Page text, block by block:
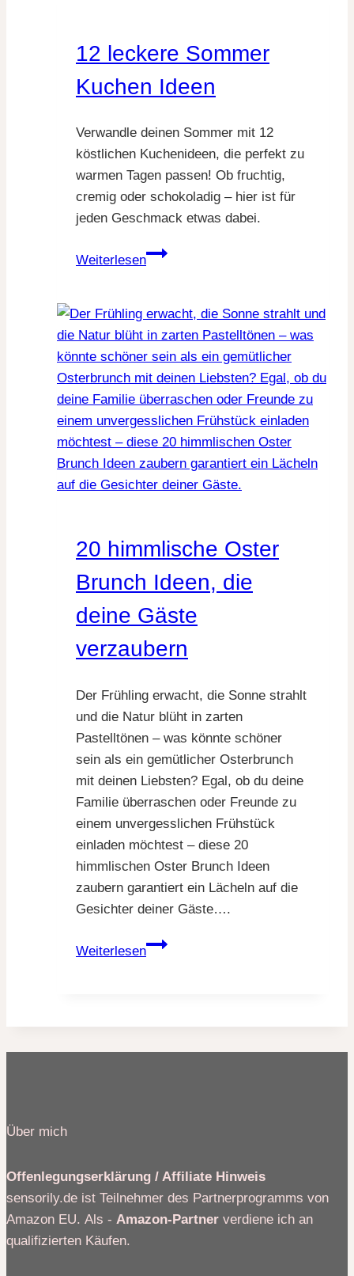
12 leckere Sommer
Kuchen Ideen
Verwandle deinen Sommer mit 12
köstlichen Kuchenideen, die perfekt zu
warmen Tagen passen! Ob fruchtig,
cremig oder schokoladig – hier ist für
jeden Geschmack etwas dabei.
Weiterlesen
12
Kuchen
Ideen
20 himmlische Oster
Brunch Ideen, die
deine Gäste
verzaubern
Der Frühling erwacht, die Sonne strahlt
und die Natur blüht in zarten
Pastelltönen – was könnte schöner
sein als ein gemütlicher Osterbrunch
mit deinen Liebsten? Egal, ob du deine
Familie überraschen oder Freunde zu
einem unvergesslichen Frühstück
einladen möchtest – diese 20
himmlischen Oster Brunch Ideen
zaubern garantiert ein Lächeln auf die
Gesichter deiner Gäste….
Weiterlesen
20
Ideen,
die
Über mich
Offenlegungserklärung / Affiliate Hinweis
sensorily.de ist Teilnehmer des Partnerprogramms von
Amazon EU. Als - Amazon-Partner verdiene ich an
qualifizierten Käufen.